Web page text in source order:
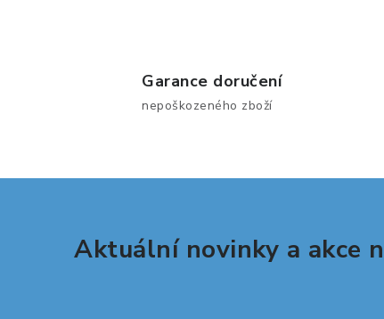
Garance doručení
nepoškozeného zboží
Aktuální novinky a akce